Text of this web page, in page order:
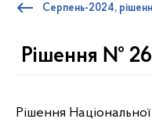
Серпень-2024,
Рішення №
Рішення Національної